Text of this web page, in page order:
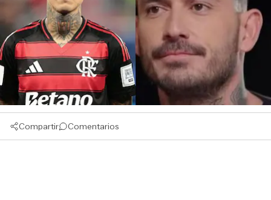
Compartir Comentarios